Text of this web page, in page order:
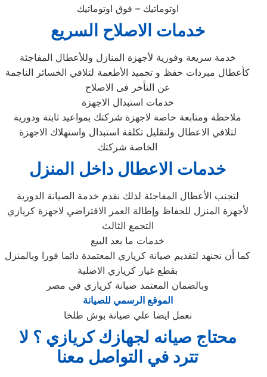
اوتوماتيك – فوق اوتوماتيك
خدمات الاصلاح السريع
خدمة سريعة وفورية لأجهزة المنازل وللأعطال المفاجئة
كأعطال مبردات حفظ و تجميد الأطعمة لتلافي الخسائر الناجمة
عن التأخر فى الاصلاح
خدمات استبدال الاجهزة
ملاحظة ومتابعة خاصة لاجهزة شركتك بمواعيد ثابتة ودورية
لتلافي الاعطال ولتقليل تكلفة استبدال واستهلاك الاجهزة
الخاصة شركتك
خدمات الاعطال داخل المنزل
لتجنب الأعطال المفاجئة لذلك نقدم خدمة الصيانة الدورية
لأجهزة المنزل للحفاظ وإطالة العمر الافتراضي لاجهزة كريازي
التجمع الثالث
خدمات ما بعد البيع
كما أن نجنهد لتقديم صيانة كريازي المعتمدة دائما فورا وبالمنزل
بقطع غيار كريازي الاصلية
وبالضمان المعتمد صيانة كريازي في مصر
الموقع الرسمي للصيانة
نعمل ايضا علي صيانة بوش طلخا
محتاج صيانه لجهازك كريازي ؟ لا
تترد في التواصل معنا